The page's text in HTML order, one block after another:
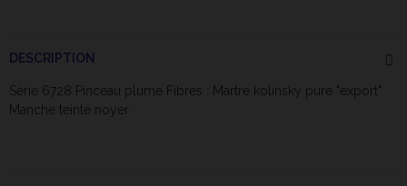
DESCRIPTION
Série 6728 Pinceau plume Fibres : Martre kolinsky pure "export"
Manche teinté noyer